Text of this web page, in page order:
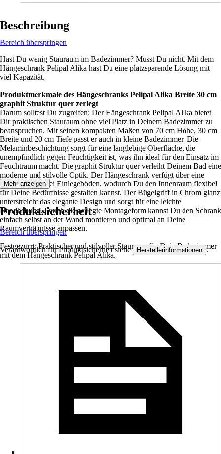
Beschreibung
Bereich überspringen
Hast Du wenig Stauraum im Badezimmer? Musst Du nicht. Mit dem
Hängeschrank Pelipal Alika hast Du eine platzsparende Lösung mit
viel Kapazität.
Produktmerkmale des Hängeschranks Pelipal Alika Breite 30 cm
graphit Struktur quer zerlegt
Darum solltest Du zugreifen: Der Hängeschrank Pelipal Alika bietet
Dir praktischen Stauraum ohne viel Platz in Deinem Badezimmer zu
beanspruchen. Mit seinen kompakten Maßen von 70 cm Höhe, 30 cm
Breite und 20 cm Tiefe passt er auch in kleine Badezimmer. Die
Melaminbeschichtung sorgt für eine langlebige Oberfläche, die
unempfindlich gegen Feuchtigkeit ist, was ihn ideal für den Einsatz im
Feuchtraum macht. Die graphit Struktur quer verleiht Deinem Bad eine
moderne und stilvolle Optik. Der Hängeschrank verfügt über eine
Drehtür und zwei Einlegeböden, wodurch Du den Innenraum flexibel
für Deine Bedürfnisse gestalten kannst. Der Bügelgriff in Chrom glanz
unterstreicht das elegante Design und sorgt für eine leichte
Handhabung. Durch die zerlegte Montageform kannst Du den Schrank
einfach selbst an der Wand montieren und optimal an Deine
Raumverhältnisse anpassen.
Festgezurrt: Praktischer und stilvoller Stauraum für Dein Badezimmer
mit dem Hängeschrank Pelipal Alika.
Mehr anzeigen
Produktsicherheit
Bereich überspringen
Verantwortlich für Produktsicherheit siehe Herstellerinformationen .